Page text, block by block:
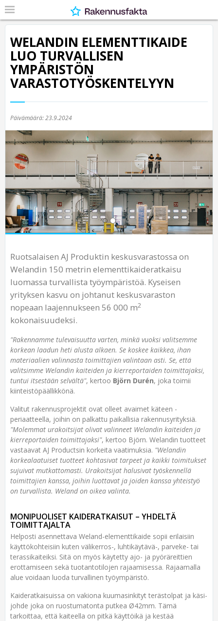
WELANDIN ELEMENTTIKAIDE
LUO TURVALLISEN
YMPÄRISTÖN
VARASTOTYÖSKENTELYYN
Päivämäärä:23.9.2024
Ruotsalaisen AJ Produktin keskus­varastossa on
Welandin 150 metrin elementtikaide­ratkaisu
luomassa turvallista työ­ympäristöä. Kyseisen
yrityksen kasvu on johtanut keskus­varaston
nopeaan laajennukseen 56 000 m2
kokonaisuudeksi.
"Rakennamme tulevaisuutta varten, minkä vuoksi valitsemme
korkean laadun heti alusta alkaen. Se koskee kaikkea, ihan
materiaalien valinnasta toimittajien valintaan asti. Se, että
valitsimme Welandin kaiteiden ja kierre­portaiden toimittajaksi,
tuntui itsestään selvältä", kertoo Björn Durén, joka toimii
kiinteistöpäällikkönä.
Valitut rakennus­projektit ovat olleet avaimet käteen -
periaatteella, joihin on palkattu paikallisia rakennus­yrityksiä.
"Molemmat urakoitsijat olivat valinneet Welandin kaiteiden ja
kierre­portaiden toimittajaksi", kertoo Björn. Welandin tuotteet
vastaavat AJ Productsin korkeita vaatimuksia. "Welandin
korkea­laatuiset tuotteet kohtasivat tarpeet ja kaikki toimitukset
sujuivat mutkattomasti. Urakoitsijat halusivat työskennellä
toimittajien kanssa, joihin luottavat ja joiden kanssa yhteis­työ
on turvallista. Weland on oikea valinta.
MONIPUOLISET KAIDERATKAISUT – YHDELTÄ
TOIMITTAJALTA
Helposti asennettava Weland-elementtikaide sopii erilaisiin
käyttö­kohteisiin kuten välikerros-, luhtikäytävä-, parveke- tai
terassi­kaiteiksi. Sitä on myös käytetty ajo- ja pyörä­reittien
erottamiseen sekä tuotanto­tilojen rajaamisessa. Rajaamalla
alue voidaan luoda turvallinen työympäristö.
Kaideratkaisuissa on vakiona kuuma­sinkityt teräs­tolpat ja käsi­
johde joka on ruostumatonta putkea Ø42mm. Tämä
tarkoittaa, että kaiteella on pitkä käyttö­ikä ja kestää